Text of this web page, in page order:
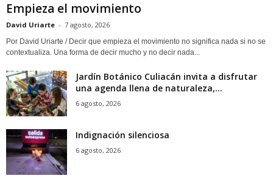
Empieza el movimiento
David Uriarte - 7 agosto, 2026
Por David Uriarte / Decir que empieza el movimiento no significa nada si no se
contextualiza. Una forma de decir mucho y no decir nada...
Jardín Botánico Culiacán invita a disfrutar
una agenda llena de naturaleza,...
6 agosto, 2026
Indignación silenciosa
6 agosto, 2026